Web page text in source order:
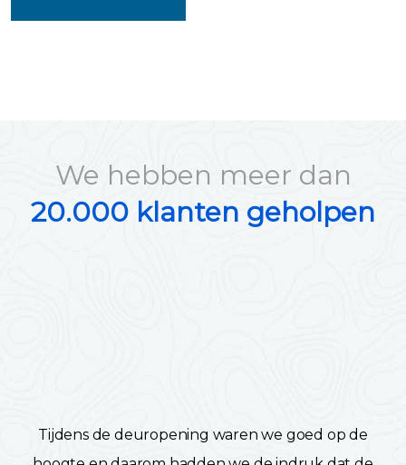
We hebben meer dan
20.000 klanten geholpen
Tijdens de deuropening waren we goed op de